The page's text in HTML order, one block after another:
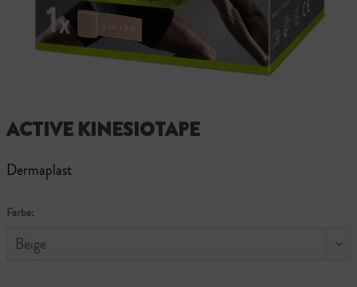
ACTIVE KINESIOTAPE
Dermaplast
Farbe: